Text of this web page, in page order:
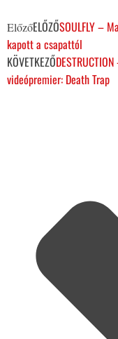
ElőzőELŐZŐSOULFLY –
kapott a csapattól
KÖVETKEZŐ
videópremier: Death Trap